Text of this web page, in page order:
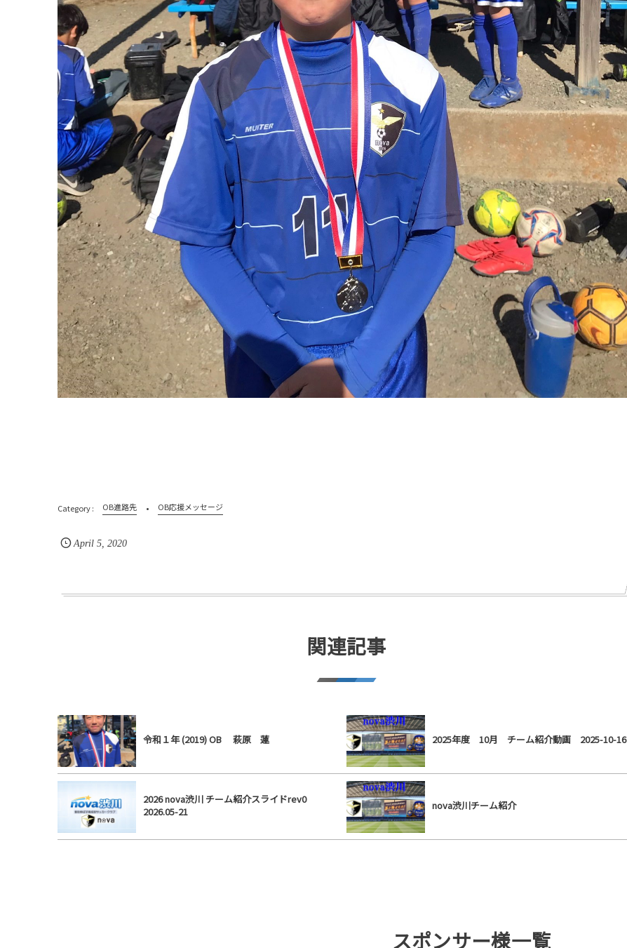
OB進路先 OB応援メッセージ
April 5,2020
関連記事
令和１年 (2019) OB 萩原 蓮 2025年度 10月 チーム紹介動画 2025-10-16
2026 nova渋川 チーム紹介スライドrev0
2026.05-21
nova渋川チーム紹介
スポンサー様一覧